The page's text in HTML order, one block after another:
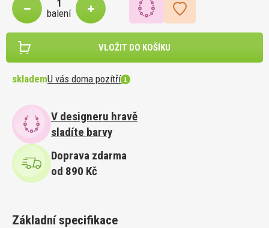
balení
VLOŽIT DO KOŠÍKU
sklademU vás doma pozítří
V designeru hravě
sladíte barvy
Doprava zdarma
od 890 Kč
Základní specifikace